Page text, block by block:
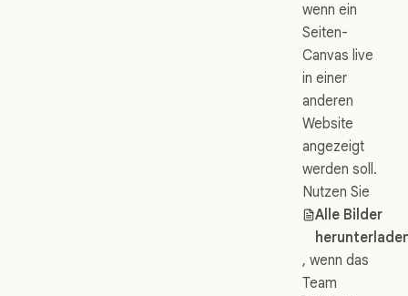
wenn ein
Seiten-
Canvas live
in einer
anderen
Website
angezeigt
werden soll.
Nutzen Sie
Alle Bilder
, wenn das
Team